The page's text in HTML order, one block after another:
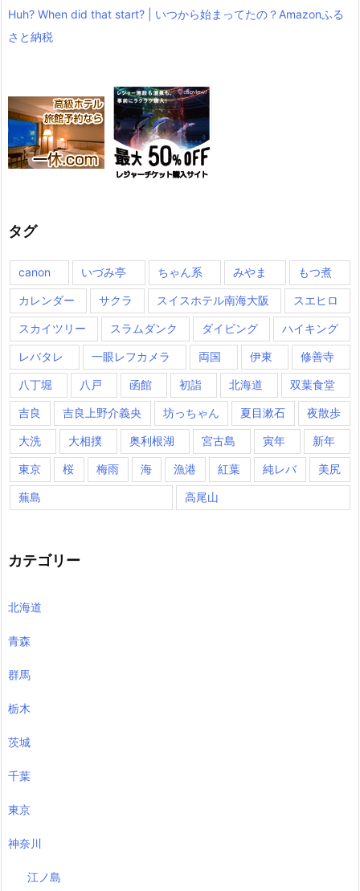
Huh? When did that start? | いつから始まってたの？Amazonふる
さと納税
タグ
canon いづみ亭 ちゃん系 みやま もつ煮
カレンダー サクラ スイスホテル南海大阪 スエヒロ
スカイツリー スラムダンク ダイビング ハイキング
レバタレ 一眼レフカメラ 両国 伊東 修善寺
八丁堀 八戸 函館 初詣 北海道 双葉食堂
吉良 吉良上野介義央 坊っちゃん 夏目漱石 夜散歩
大洗 大相撲 奥利根湖 宮古島 寅年 新年
東京 桜 梅雨 海 漁港 紅葉 純レバ 美尻
蕪島 高尾山
カテゴリー
北海道
青森
群馬
栃木
茨城
千葉
東京
神奈川
江ノ島